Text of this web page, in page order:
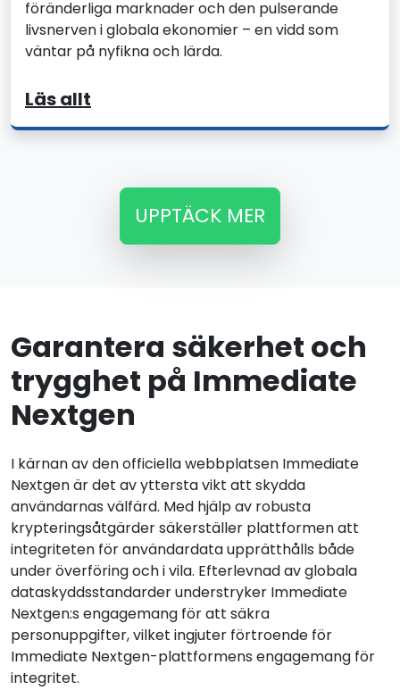
föränderliga marknader och den pulserande
livsnerven i globala ekonomier – en vidd som
väntar på nyfikna och lärda.
Läs allt
UPPTÄCK MER
Garantera säkerhet och
trygghet på Immediate
Nextgen
I kärnan av den officiella webbplatsen Immediate
Nextgen är det av yttersta vikt att skydda
användarnas välfärd. Med hjälp av robusta
krypteringsåtgärder säkerställer plattformen att
integriteten för användardata upprätthålls både
under överföring och i vila. Efterlevnad av globala
dataskyddsstandarder understryker Immediate
Nextgen:s engagemang för att säkra
personuppgifter, vilket ingjuter förtroende för
Immediate Nextgen-plattformens engagemang för
integritet.